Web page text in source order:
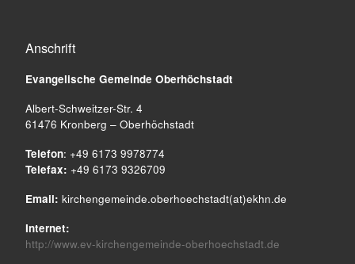
Anschrift
Evangelische Gemeinde Oberhöchstadt
Albert-Schweitzer-Str. 4
61476 Kronberg – Oberhöchstadt
Telefon: +49 6173 9978774
Telefax: +49 6173 9326709
Email: kirchengemeinde.oberhoechstadt(at)ekhn.de
Internet:
http://www.ev-kirchengemeinde-oberhoechstadt.de